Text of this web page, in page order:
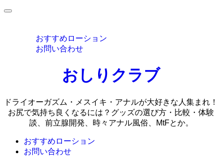
おすすめローション
お問い合わせ
おしりクラブ
ドライオーガズム・メスイキ・アナルが大好きな人集まれ！
お尻で気持ち良くなるには？グッズの選び方・比較・体験
談、前立腺開発、時々アナル風俗、MtFとか。
おすすめローション
お問い合わせ